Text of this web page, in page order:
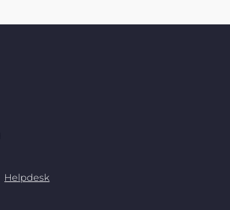
Helpdesk